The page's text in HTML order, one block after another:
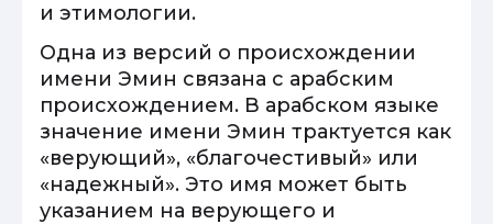
и этимологии.
Одна из версий о происхождении
имени Эмин связана с арабским
происхождением. В арабском языке
значение имени Эмин трактуется как
«верующий», «благочестивый» или
«надежный». Это имя может быть
указанием на верующего и